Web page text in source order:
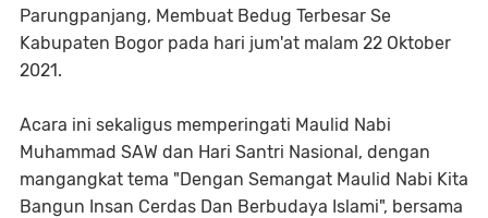
Parungpanjang, Membuat Bedug Terbesar Se
Kabupaten Bogor pada hari jum'at malam 22 Oktober
2021.
Acara ini sekaligus memperingati Maulid Nabi
Muhammad SAW dan Hari Santri Nasional, dengan
mangangkat tema "Dengan Semangat Maulid Nabi Kita
Bangun Insan Cerdas Dan Berbudaya Islami", bersama